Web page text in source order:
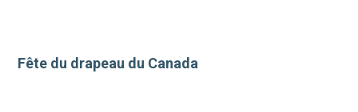
Fête du drapeau du Canada